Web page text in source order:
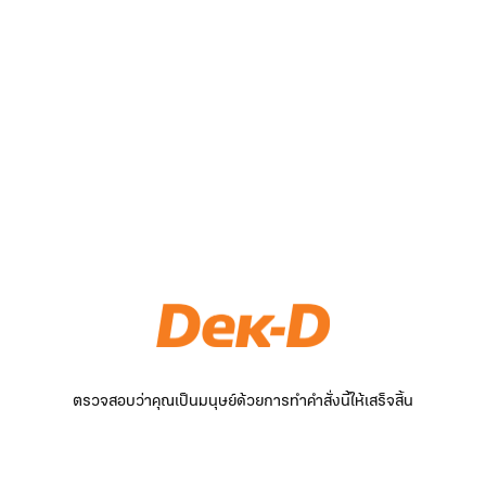
ตรวจสอบว่าคุณเป็นมนุษย์ด้วยการทำคำสั่งนี้ให้เสร็จสิ้น